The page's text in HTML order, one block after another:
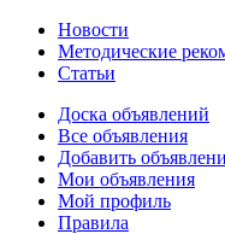
Новости
Методические
Статьи
Доска объявлений
Все объявления
Добавить
Мои объявления
Мой профиль
Правила